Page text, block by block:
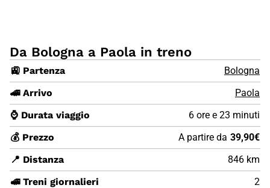
Da Bologna a Paola in treno
🚉 Partenza
Bologna
🚄 Arrivo
Paola
⌚ Durata viaggio
6 ore e 23 minuti
💰 Prezzo
A partire da 39,90€
📍 Distanza
846 km
🚅 Treni giornalieri
2